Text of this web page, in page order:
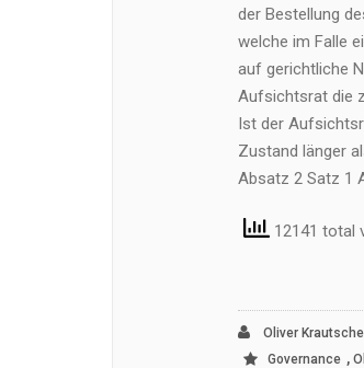
der Bestellung
welche im Falle
auf gerichtliche
Aufsichtsrat die
Ist der
Zustand länger
Absatz 2 Satz 1
12141 total
Oliver
Governance ,